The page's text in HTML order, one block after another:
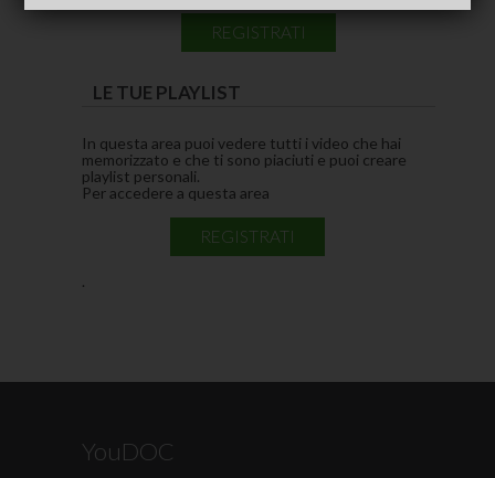
REGISTRATI
LE TUE PLAYLIST
In questa area puoi vedere tutti i video che hai
memorizzato e che ti sono piaciuti e puoi creare
playlist personali.
Per accedere a questa area
REGISTRATI
.
YouDOC